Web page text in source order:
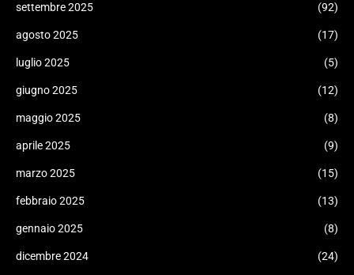
settembre 2025 (92)
agosto 2025 (17)
luglio 2025 (5)
giugno 2025 (12)
maggio 2025 (8)
aprile 2025 (9)
marzo 2025 (15)
febbraio 2025 (13)
gennaio 2025 (8)
dicembre 2024 (24)